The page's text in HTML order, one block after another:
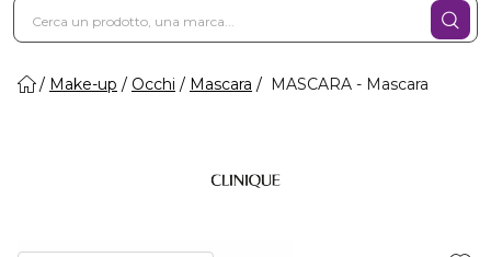
Make-up Occhi Mascara MASCARA - Mascara